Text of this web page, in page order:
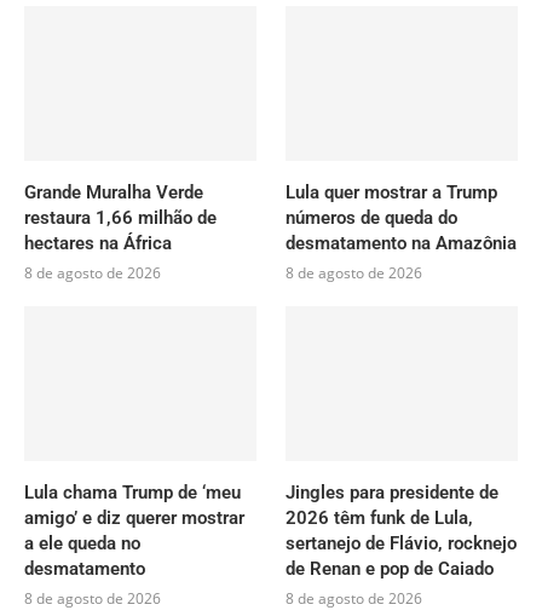
Grande Muralha Verde
restaura 1,66 milhão de
hectares na África
8 de agosto de 2026
Lula quer mostrar a Trump
números de queda do
desmatamento na Amazônia
8 de agosto de 2026
Lula chama Trump de ‘meu
amigo’ e diz querer mostrar
a ele queda no
desmatamento
8 de agosto de 2026
Jingles para presidente de
2026 têm funk de Lula,
sertanejo de Flávio, rocknejo
de Renan e pop de Caiado
8 de agosto de 2026